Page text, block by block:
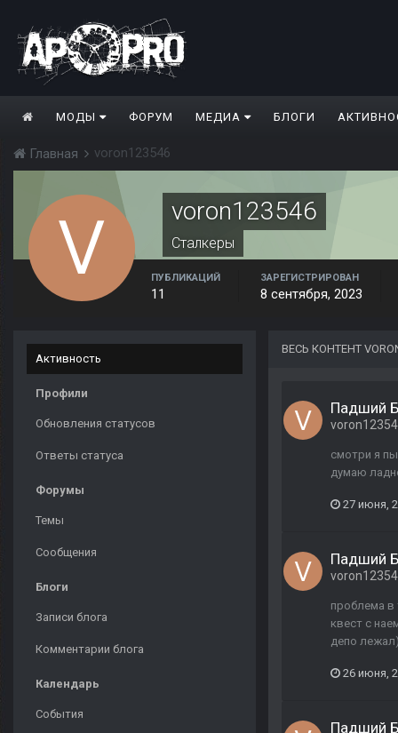
МОДЫ ФОРУМ МЕДИА БЛОГИ
Главная voron123546
voron123546
Сталкеры
ПУБЛИКАЦИЙ
11
ЗАРЕГИСТРИРОВАН
8 сентября, 2023
Активность
Профили
Обновления статусов
Ответы статуса
Форумы
Темы
Сообщения
Блоги
Записи блога
Комментарии блога
Календарь
События
ВЕСЬ КОНТЕНТ
Падший
смотри я
думаю
27 июня,
Падший
проблема в
квест с
депо
26 июня,
Падший